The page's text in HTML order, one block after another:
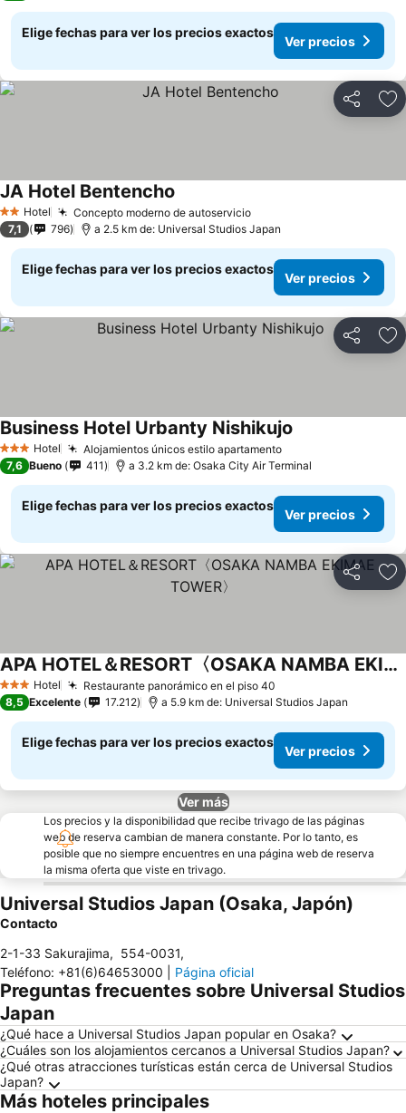
Elige fechas para ver los precios exactos
Ver precios
Compartir
2 Estrellas
Hotel Concepto moderno de autoservicioVer precios
JA Hotel Bentencho
7,1 796 a 2.5 km de: Universal Studios Japan
Elige fechas para ver los precios exactos
Ver precios
Compartir
3 Estrellas
Hotel Alojamientos únicos estilo apartamentoVer precios
Business Hotel Urbanty Nishikujo
7,6 Bueno 411 a 3.2 km de: Osaka City Air Terminal
Elige fechas para ver los precios exactos
Ver precios
Compartir
3 Estrellas
Hotel Restaurante panorámico en el piso 40
APA HOTEL＆RESORT〈OSAKA NAMBA EKIMAE TOWER〉
Ver precios
8,5 Excelente 17.212 a 5.9 km de: Universal Studios Japan
Elige fechas para ver los precios exactos
Ver precios
Ver más
Los precios y la disponibilidad que recibe trivago de las páginas
web de reserva cambian de manera constante. Por lo tanto, es
posible que no siempre encuentres en una página web de reserva
la misma oferta que viste en trivago.
Universal Studios Japan (Osaka, Japón)
Contacto
2-1-33 Sakurajima, 554-0031,
Teléfono: +81(6)64653000 Página oficial
Preguntas frecuentes sobre Universal Studios
Japan
¿Qué hace a Universal Studios Japan popular en Osaka?
¿Cuáles son los alojamientos cercanos a Universal Studios Japan?
¿Qué otras atracciones turísticas están cerca de Universal Studios
Japan?
Más hoteles principales